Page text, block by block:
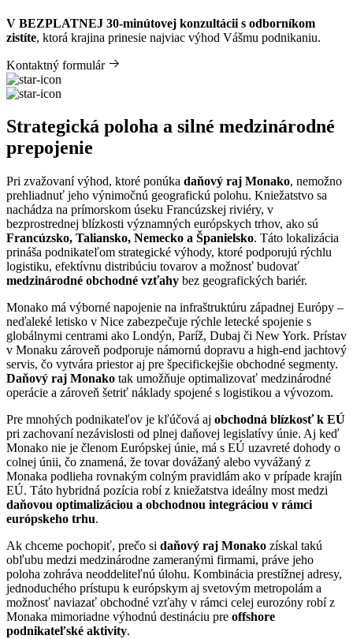
V BEZPLATNEJ 30-minútovej konzultácii s odborníkom
zistíte, ktorá krajina prinesie najviac výhod Vášmu podnikaniu.
Kontaktný formulár
Strategická poloha a silné medzinárodné
prepojenie
Pri zvažovaní výhod, ktoré ponúka daňový raj Monako, nemožno
prehliadnuť jeho výnimočnú geografickú polohu. Kniežatstvo sa
nachádza na prímorskom úseku Francúzskej riviéry, v
bezprostrednej blízkosti významných európskych trhov, ako sú
Francúzsko, Taliansko, Nemecko a Španielsko. Táto lokalizácia
prináša podnikateľom strategické výhody, ktoré podporujú rýchlu
logistiku, efektívnu distribúciu tovarov a možnosť budovať
medzinárodné obchodné vzťahy bez geografických bariér.
Monako má výborné napojenie na infraštruktúru západnej Európy –
neďaleké letisko v Nice zabezpečuje rýchle letecké spojenie s
globálnymi centrami ako Londýn, Paríž, Dubaj či New York. Prístav
v Monaku zároveň podporuje námornú dopravu a high-end jachtový
servis, čo vytvára priestor aj pre špecifickejšie obchodné segmenty.
Daňový raj Monako tak umožňuje optimalizovať medzinárodné
operácie a zároveň šetriť náklady spojené s logistikou a vývozom.
Pre mnohých podnikateľov je kľúčová aj obchodná blízkosť k EÚ
pri zachovaní nezávislosti od plnej daňovej legislatívy únie. Aj keď
Monako nie je členom Európskej únie, má s EÚ uzavreté dohody o
colnej únii, čo znamená, že tovar dovážaný alebo vyvážaný z
Monaka podlieha rovnakým colným pravidlám ako v prípade krajín
EÚ. Táto hybridná pozícia robí z kniežatstva ideálny most medzi
daňovou optimalizáciou a obchodnou integráciou v rámci
európskeho trhu.
Ak chceme pochopiť, prečo si daňový raj Monako získal takú
obľubu medzi medzinárodne zameranými firmami, práve jeho
poloha zohráva neoddeliteľnú úlohu. Kombinácia prestížnej adresy,
jednoduchého prístupu k európskym aj svetovým metropolám a
možnosť naviazať obchodné vzťahy v rámci celej eurozóny robí z
Monaka mimoriadne výhodnú destináciu pre offshore
podnikateľské aktivity.